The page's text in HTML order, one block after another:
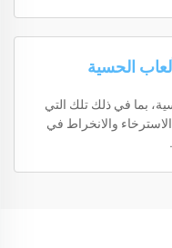
الحسية
بما في ذلك تلك التي
والانخراط في